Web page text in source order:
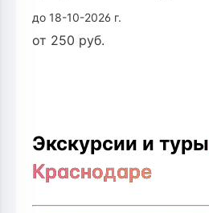
до 18-10-2026 г.
от 250 руб.
Экскурсии и туры
Краснодаре